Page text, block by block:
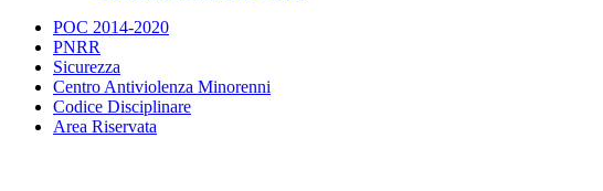
POC 2014-2020
PNRR
Sicurezza
Centro Antiviolenza Minorenni
Codice Disciplinare
Area Riservata